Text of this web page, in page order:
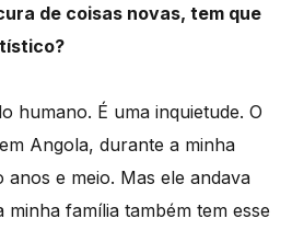
de coisas novas, tem que
humano. É uma inquietude. O
Angola, durante a minha
e meio. Mas ele andava
minha família também tem esse